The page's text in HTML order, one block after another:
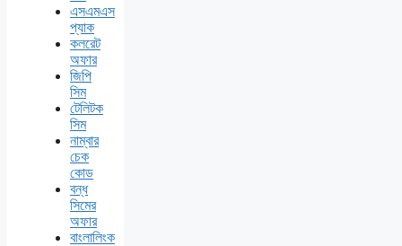
এসএমএস
প্যাক
কলরেট
অফার
জিপি
সিম
টেলিটক
সিম
নাম্বার
চেক
কোড
বন্ধ
সিমের
অফার
বাংলালিংক